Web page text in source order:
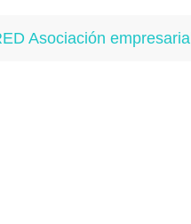
Asociación empresarial